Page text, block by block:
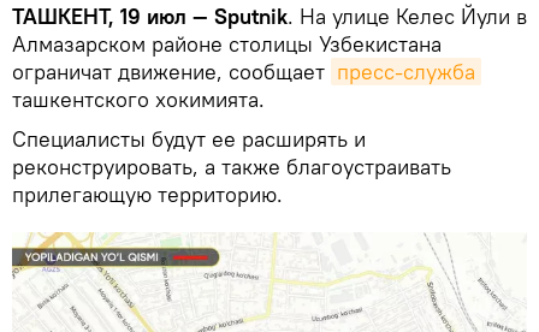
ТАШКЕНТ, 19 июл — Sputnik. На улице Келес Йули в
Алмазарском районе столицы Узбекистана
ограничат движение, сообщает пресс-служба
ташкентского хокимията.
Специалисты будут ее расширять и
реконструировать, а также благоустраивать
прилегающую территорию.